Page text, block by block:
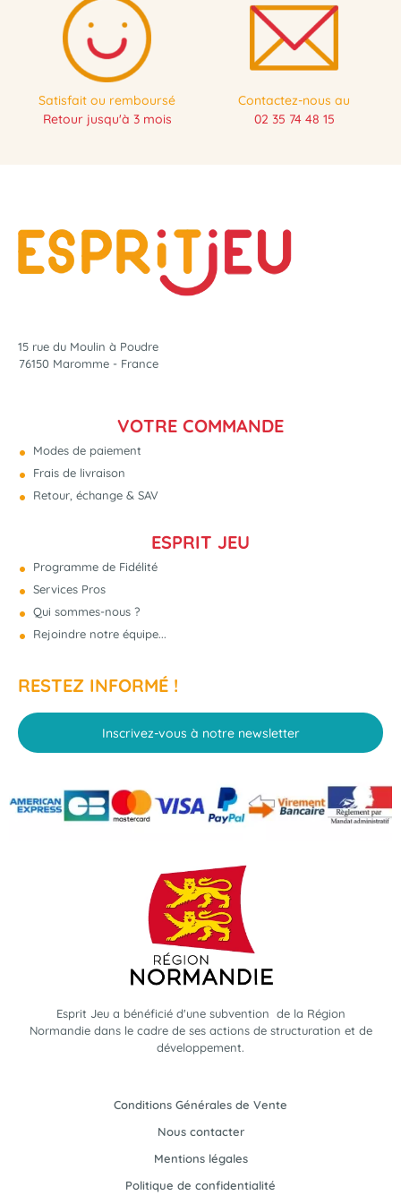
Satisfait ou remboursé
Retour jusqu'à 3 mois
Contactez-nous au
02 35 74 48 15
15 rue du Moulin à Poudre
76150 Maromme - France
VOTRE COMMANDE
Modes de paiement
Frais de livraison
Retour, échange & SAV
ESPRIT JEU
Programme de Fidélité
Services Pros
Qui sommes-nous ?
Rejoindre notre équipe...
RESTEZ INFORMÉ !
Inscrivez-vous à notre newsletter
Esprit Jeu a bénéficié d'une subvention de la Région
Normandie dans le cadre de ses actions de structuration et de
développement.
Conditions Générales de Vente
Nous contacter
Mentions légales
Politique de confidentialité